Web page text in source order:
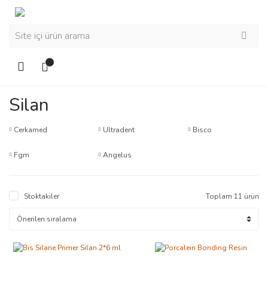
Silan
Cerkamed Ultradent Bisco
Fgm Angelus
Stoktakiler Toplam 11 ürün